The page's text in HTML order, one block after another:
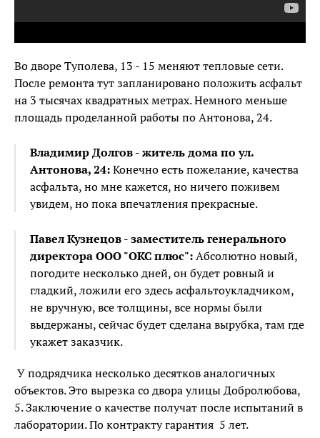
Во дворе Туполева, 13 - 15 меняют тепловые сети.
После ремонта тут запланировано положить асфальт
на 3 тысячах квадратных метрах. Немного меньше
площадь проделанной работы по Антонова, 24.
Владимир Долгов - житель дома по ул.
Антонова, 24:Конечно есть пожелание, качества
асфальта, но мне кажется, но ничего поживем
увидем, но пока впечатления прекрасные.
Павел Кузнецов - заместитель генерального
директора ООО "ОКС плюс":Абсолютно новый,
погодите несколько дней, он будет ровный и
гладкий, ложили его здесь асфальтоукладчиком,
не вручную, все толщины, все нормы были
выдержаны, сейчас будет сделана вырубка, там где
укажет заказчик.
У подрядчика несколько десятков аналогичных
объектов. Это вырезка со двора улицы Добролюбова,
5. Заключение о качестве получат после испытаний в
лаборатории. По контракту гарантия 5 лет.